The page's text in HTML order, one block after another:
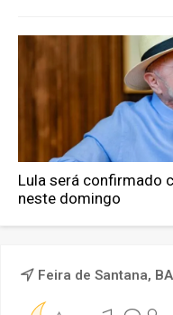
Lula será confirmado
neste domingo
Feira de Santana, BA